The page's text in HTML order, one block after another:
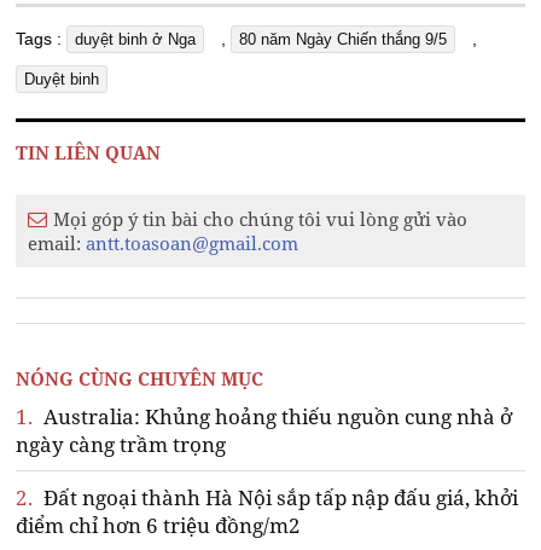
Tags : duyệt binh ở Nga 80 năm Ngày Chiến thắng 9/5
Duyệt binh
TIN LIÊN QUAN
Mọi góp ý tin bài cho chúng tôi vui lòng gửi vào
email:antt.toasoan@gmail.com
NÓNG CÙNG CHUYÊN MỤC
1. Australia: Khủng hoảng thiếu nguồn cung nhà ở
ngày càng trầm trọng
2. Đất ngoại thành Hà Nội sắp tấp nập đấu giá, khởi
điểm chỉ hơn 6 triệu đồng/m2